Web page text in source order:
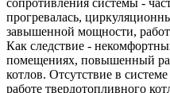
сопротивления системы -
прогревалась,
завышенной мощности,
Как следствие -
помещениях, повышенный
котлов. Отсутствие в
работе твердотопливного